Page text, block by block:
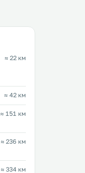
«Олимпийский» в Киеве. К
≈ 22 км
≈ 42 км
≈ 151 км
≈ 236 км
≈ 334 км